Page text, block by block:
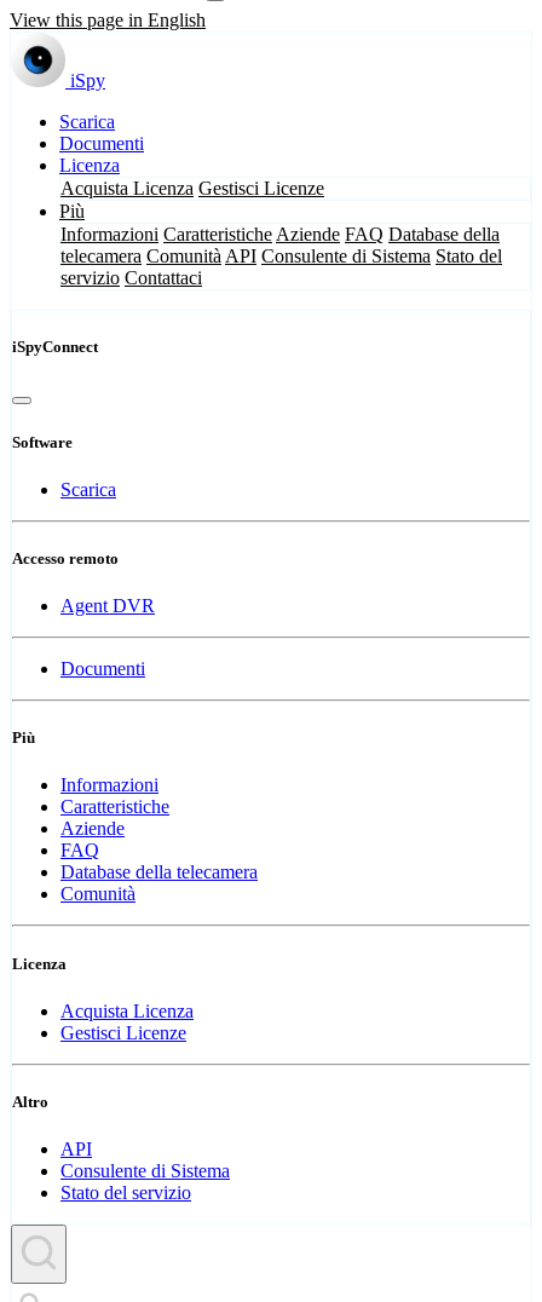
View this page in English
iSpy
Scarica
Documenti
Licenza
Acquista Licenza Gestisci Licenze
Più
Informazioni Caratteristiche Aziende FAQ Database della
telecamera Comunità API Consulente di Sistema Stato del
servizio Contattaci
iSpyConnect
Software
Scarica
Accesso remoto
Agent DVR
Documenti
Più
Informazioni
Caratteristiche
Aziende
FAQ
Database della telecamera
Comunità
Licenza
Acquista Licenza
Gestisci Licenze
Altro
API
Consulente di Sistema
Stato del servizio